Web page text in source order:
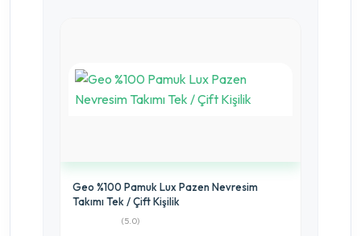
Geo %100 Pamuk Lux Pazen Nevresim
Takımı Tek / Çift Kişilik
(5.0)